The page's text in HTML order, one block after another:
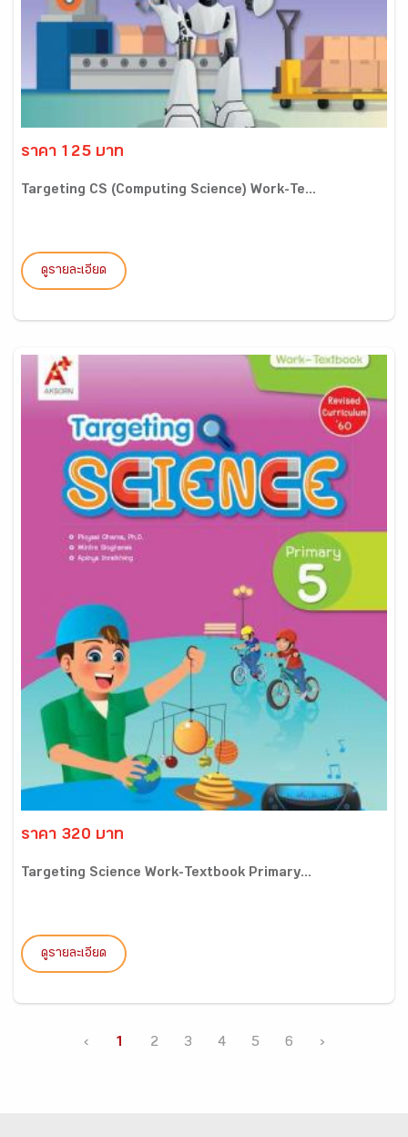
ราคา 125 บาท
Targeting CS (Computing Science) Work-Te...
ดูรายละเอียด
ราคา 320 บาท
Targeting Science Work-Textbook Primary...
ดูรายละเอียด
‹ 1 2 3 4 5 6 ›